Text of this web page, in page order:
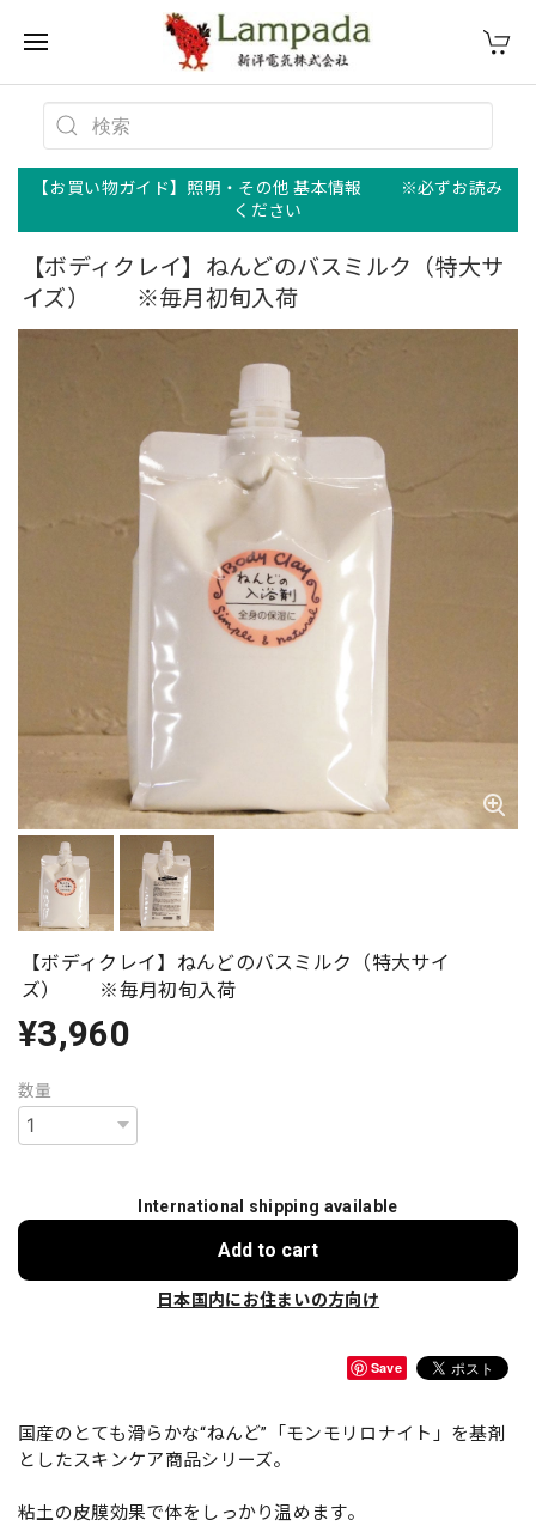
【お買い物ガイド】照明・その他 基本情報 ※必ずお読み
ください
【ボディクレイ】ねんどのバスミルク（特大サ
イズ） ※毎月初旬入荷
【ボディクレイ】ねんどのバスミルク（特大サイ
ズ） ※毎月初旬入荷
¥3,960
数量
International shipping available
Add to cart
日本国内にお住まいの方向け
Save
国産のとても滑らかな“ねんど”「モンモリロナイト」を基剤
としたスキンケア商品シリーズ。
粘土の皮膜効果で体をしっかり温めます。